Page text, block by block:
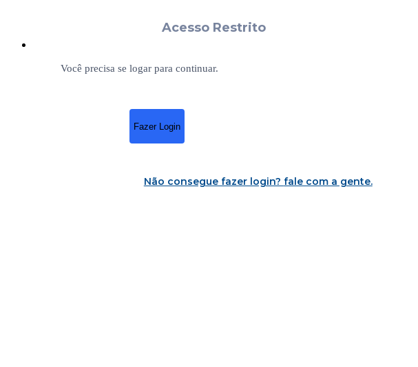
Acesso Restrito
Você precisa se logar para continuar.
Fazer Login
Não consegue fazer login? fale com a gente.